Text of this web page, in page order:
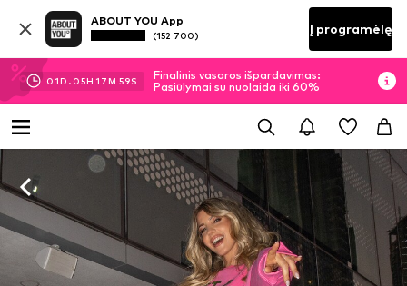
ABOUT YOU App
(152 700) Į programėlę
01D. 05H 17M 59S
Finalinis vasaros išpardavimas:
Pasiūlymai su nuolaida iki 60%